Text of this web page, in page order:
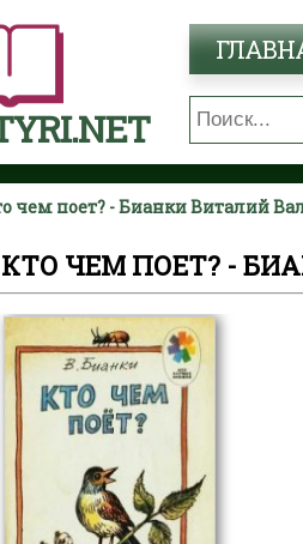
чем поет? - Бианки Виталий
КТО ЧЕМ ПОЕТ? -